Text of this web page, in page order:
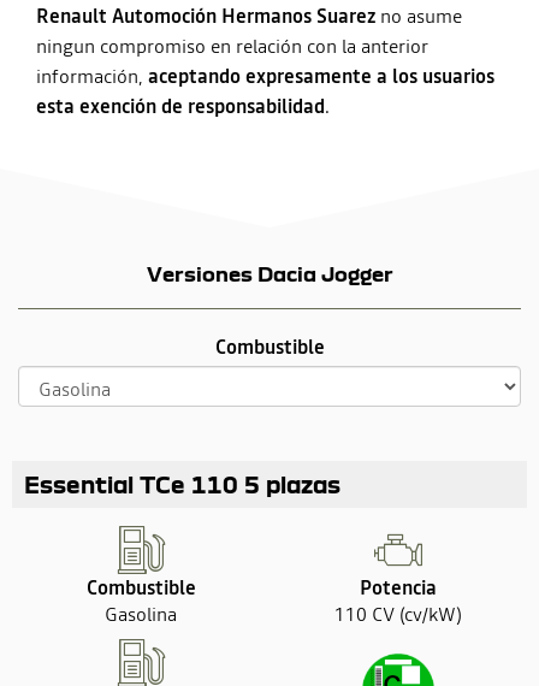
Renault Automoción Hermanos Suarez no asume
ningun compromiso en relación con la anterior
información, aceptando expresamente a los usuarios
esta exención de responsabilidad.
Versiones Dacia Jogger
Combustible
Essential TCe 110 5 plazas
Combustible
Gasolina
Potencia
110 CV (cv/kW)